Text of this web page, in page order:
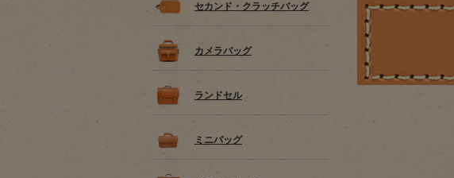
セカンド・クラッチバッグ
カメラバッグ
ランドセル
ミニバッグ